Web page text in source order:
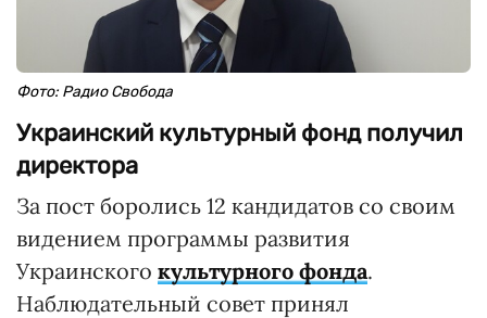
Фото: Радио Свобода
Украинский культурный фонд получил
директора
За пост боролись 12 кандидатов со своим
видением программы развития
Украинского культурного фонда.
Наблюдательный совет принял